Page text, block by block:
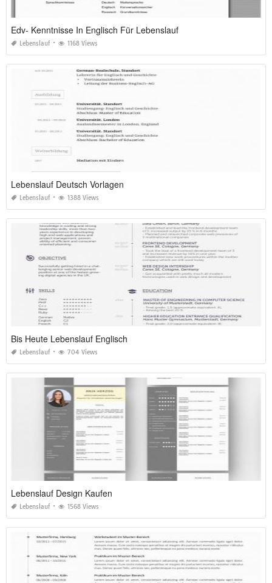
Edv- Kenntnisse In Englisch Für Lebenslauf
Lebenslauf 1168 Views
Lebenslauf Deutsch Vorlagen
Lebenslauf 1388 Views
Bis Heute Lebenslauf Englisch
Lebenslauf 704 Views
Lebenslauf Design Kaufen
Lebenslauf 1568 Views